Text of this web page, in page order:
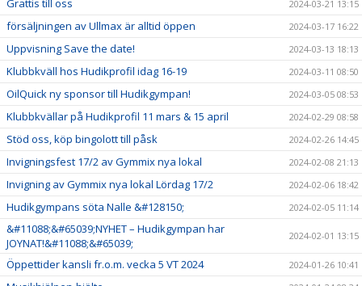
2024-03-21 13:15
försäljningen av Ullmax är alltid öppen 2024-03-17 16:22
Uppvisning Save the date! 2024-03-13 18:13
Klubbkväll hos Hudikprofil idag 16-19 2024-03-11 08:50
OilQuick ny sponsor till Hudikgympan! 2024-03-05 08:53
Klubbkvällar på Hudikprofil 11 mars & 15 april 2024-02-29 08:58
Stöd oss, köp bingolott till påsk 2024-02-26 14:45
Invigningsfest 17/2 av Gymmix nya lokal 2024-02-08 21:13
Invigning av Gymmix nya lokal Lördag 17/2 2024-02-06 18:42
Hudikgympans söta Nalle &#128150; 2024-02-05 11:14
&#11088;&#65039;NYHET – Hudikgympan har
JOYNAT!&#11088;&#65039;
2024-02-01 13:15
Öppettider kansli fr.o.m. vecka 5 VT 2024 2024-01-26 10:41